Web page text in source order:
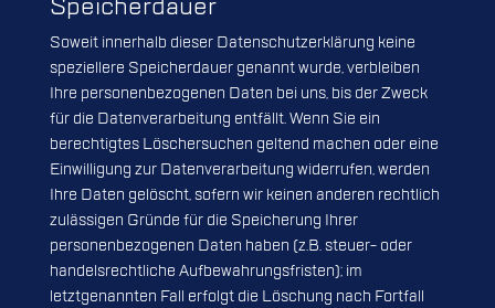
Speicherdauer
Soweit innerhalb dieser Datenschutzerklärung keine
speziellere Speicherdauer genannt wurde, verbleiben
Ihre personenbezogenen Daten bei uns, bis der Zweck
für die Datenverarbeitung entfällt. Wenn Sie ein
berechtigtes Löschersuchen geltend machen oder eine
Einwilligung zur Datenverarbeitung widerrufen, werden
Ihre Daten gelöscht, sofern wir keinen anderen rechtlich
zulässigen Gründe für die Speicherung Ihrer
personenbezogenen Daten haben (z.B. steuer- oder
handelsrechtliche Aufbewahrungsfristen); im
letztgenannten Fall erfolgt die Löschung nach Fortfall